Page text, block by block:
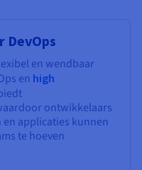
DevOps
en wendbaar
en high
ontwikkelaars
applicaties kunnen
te hoeven